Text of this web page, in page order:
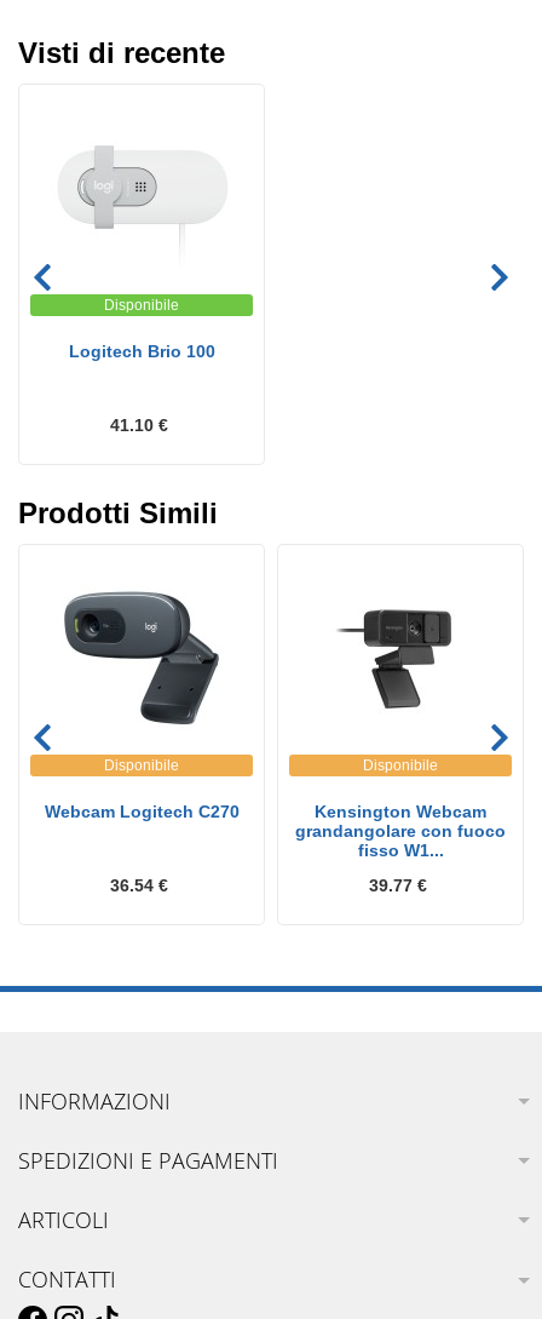
Visti di recente
Disponibile
Logitech Brio 100
41.10 €
Prodotti Simili
Disponibile
Webcam Logitech C270
36.54 €
Disponibile
Kensington Webcam
grandangolare con fuoco
fisso W1...
39.77 €
INFORMAZIONI
SPEDIZIONI E PAGAMENTI
ARTICOLI
CONTATTI